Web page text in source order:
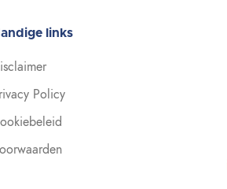
links
Policy